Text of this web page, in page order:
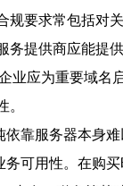
规要求常包括对
提供商应能提
业应为重要域
。
靠服务器本身
可用性。在购